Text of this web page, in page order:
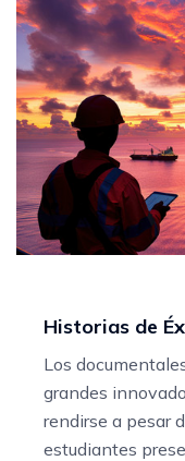
Historias de
Los
grandes
rendirse a pesar
estudiantes